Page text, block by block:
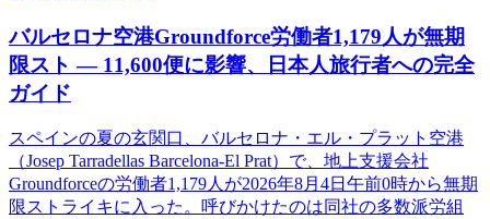
バルセロナ空港Groundforce労働者1,179人が無期
限スト ― 11,600便に影響、日本人旅行者への完全
ガイド
スペインの夏の玄関口、バルセロナ・エル・プラット空港
（Josep Tarradellas Barcelona-El Prat）で、地上支援会社
Groundforceの労働者1,179人が2026年8月4日午前0時から無期
限ストライキに入った。呼びかけたのは同社の多数派労組